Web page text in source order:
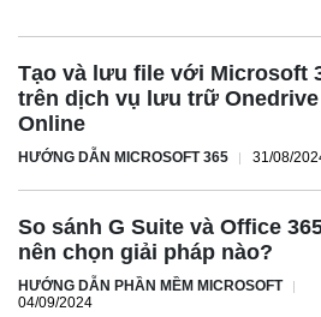
Tạo và lưu file với Microsoft
trên dịch vụ lưu trữ Onedrive
Online
HƯỚNG DẪN MICROSOFT 365 31/08/
So sánh G Suite và Office
nên chọn giải pháp nào?
HƯỚNG DẪN PHẦN MỀM MICROSOFT
04/09/2024